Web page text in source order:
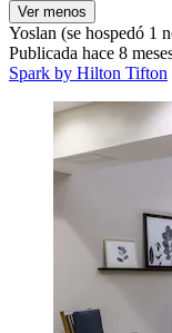
Ver menos
Yoslan (se hospedó 1
Publicada hace 8
Spark by Hilton Tifton